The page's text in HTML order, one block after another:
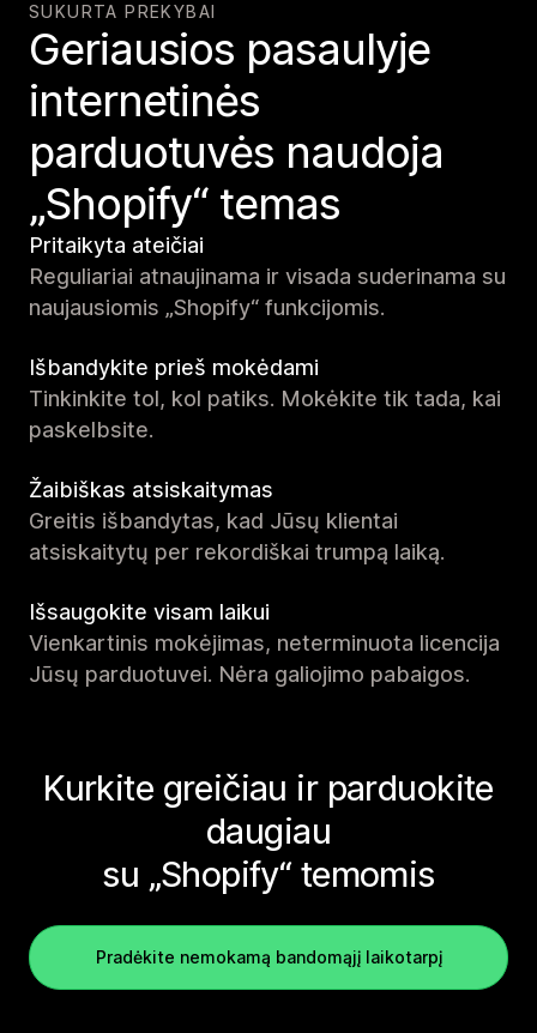
SUKURTA PREKYBAI
Geriausios pasaulyje
internetinės
parduotuvės naudoja
„Shopify“ temas
Pritaikyta ateičiai
Reguliariai atnaujinama ir visada suderinama su
naujausiomis „Shopify“ funkcijomis.
Išbandykite prieš mokėdami
Tinkinkite tol, kol patiks. Mokėkite tik tada, kai
paskelbsite.
Žaibiškas atsiskaitymas
Greitis išbandytas, kad Jūsų klientai
atsiskaitytų per rekordiškai trumpą laiką.
Išsaugokite visam laikui
Vienkartinis mokėjimas, neterminuota licencija
Jūsų parduotuvei. Nėra galiojimo pabaigos.
Kurkite greičiau ir parduokite
daugiau
su „Shopify“ temomis
Pradėkite nemokamą bandomąjį laikotarpį